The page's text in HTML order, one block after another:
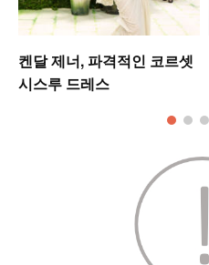
켄달 제너, 파격적인 코르셋
시스루 드레스